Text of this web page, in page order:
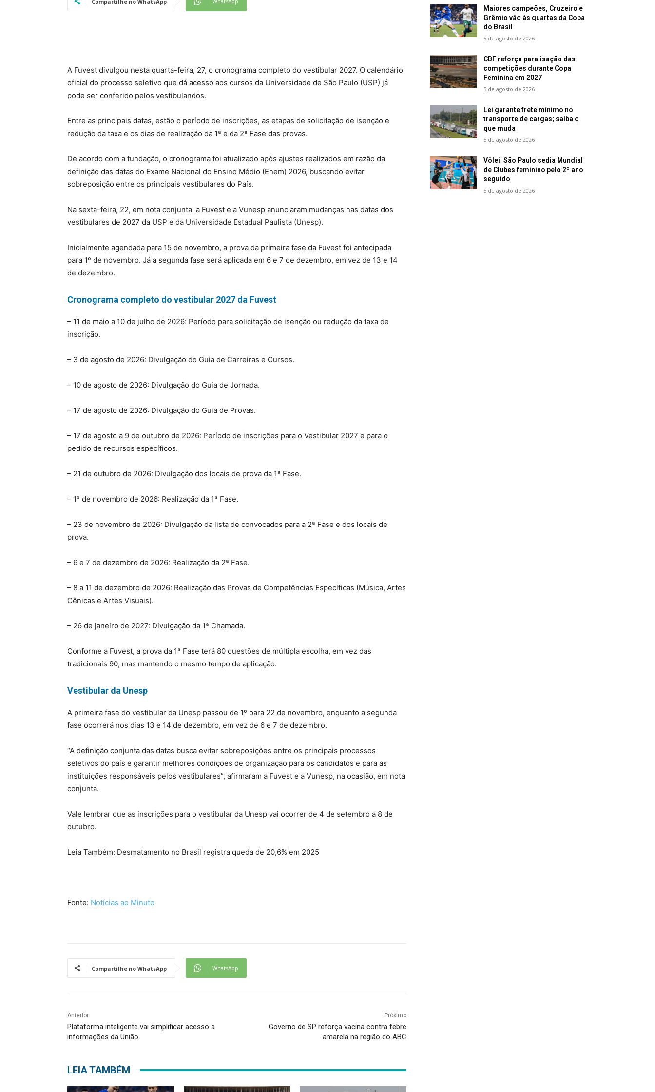
Compartilhe no WhatsApp
A Fuvest divulgou nesta quarta-feira, 27, o cronograma completo do vestibular 2027. O calendário
oficial do processo seletivo que dá acesso aos cursos da Universidade de São Paulo (USP) já
pode ser conferido pelos vestibulandos.
Entre as principais datas, estão o período de inscrições, as etapas de solicitação de isenção e
redução da taxa e os dias de realização da 1ª e da 2ª Fase das provas.
De acordo com a fundação, o cronograma foi atualizado após ajustes realizados em razão da
definição das datas do Exame Nacional do Ensino Médio (Enem) 2026, buscando evitar
sobreposição entre os principais vestibulares do País.
Na sexta-feira, 22, em nota conjunta, a Fuvest e a Vunesp anunciaram mudanças nas datas dos
vestibulares de 2027 da USP e da Universidade Estadual Paulista (Unesp).
Inicialmente agendada para 15 de novembro, a prova da primeira fase da Fuvest foi antecipada
para 1º de novembro. Já a segunda fase será aplicada em 6 e 7 de dezembro, em vez de 13 e 14
de dezembro.
Cronograma completo do vestibular 2027 da Fuvest
– 11 de maio a 10 de julho de 2026: Período para solicitação de isenção ou redução da taxa de
inscrição.
– 3 de agosto de 2026: Divulgação do Guia de Carreiras e Cursos.
– 10 de agosto de 2026: Divulgação do Guia de Jornada.
– 17 de agosto de 2026: Divulgação do Guia de Provas.
– 17 de agosto a 9 de outubro de 2026: Período de inscrições para o Vestibular 2027 e para o
pedido de recursos específicos.
– 21 de outubro de 2026: Divulgação dos locais de prova da 1ª Fase.
– 1º de novembro de 2026: Realização da 1ª Fase.
– 23 de novembro de 2026: Divulgação da lista de convocados para a 2ª Fase e dos locais de
prova.
– 6 e 7 de dezembro de 2026: Realização da 2ª Fase.
– 8 a 11 de dezembro de 2026: Realização das Provas de Competências Específicas (Música, Artes
Cênicas e Artes Visuais).
– 26 de janeiro de 2027: Divulgação da 1ª Chamada.
Conforme a Fuvest, a prova da 1ª Fase terá 80 questões de múltipla escolha, em vez das
tradicionais 90, mas mantendo o mesmo tempo de aplicação.
Vestibular da Unesp
A primeira fase do vestibular da Unesp passou de 1º para 22 de novembro, enquanto a segunda
fase ocorrerá nos dias 13 e 14 de dezembro, em vez de 6 e 7 de dezembro.
“A definição conjunta das datas busca evitar sobreposições entre os principais processos
seletivos do país e garantir melhores condições de organização para os candidatos e para as
instituições responsáveis pelos vestibulares”, afirmaram a Fuvest e a Vunesp, na ocasião, em nota
conjunta.
Vale lembrar que as inscrições para o vestibular da Unesp vai ocorrer de 4 de setembro a 8 de
outubro.
Leia Também: Desmatamento no Brasil registra queda de 20,6% em 2025
Fonte: Notícias ao Minuto
Compartilhe no WhatsApp WhatsApp
Anterior
Plataforma inteligente vai simplificar acesso a
informações da União
Próximo
Governo de SP reforça vacina contra febre
amarela na região do ABC
LEIA TAMBÉM
Maiores campeões, Cruzeiro e
Grêmio vão às quartas da Copa
do Brasil
5 de agosto de 2026
CBF reforça paralisação das
competições durante Copa
Feminina em 2027
5 de agosto de 2026
Lei garante frete mínimo no
transporte de cargas; saiba o
que muda
5 de agosto de 2026
Vôlei: São Paulo sedia Mundial
de Clubes feminino pelo 2º ano
seguido
5 de agosto de 2026